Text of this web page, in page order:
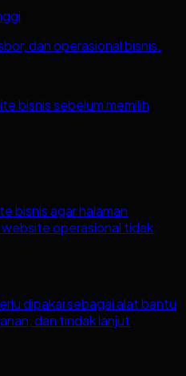
dan operasional bisnis.
bisnis sebelum memilih
bisnis agar halaman
operasional tidak
dipakai sebagai alat bantu
dan tindak lanjut